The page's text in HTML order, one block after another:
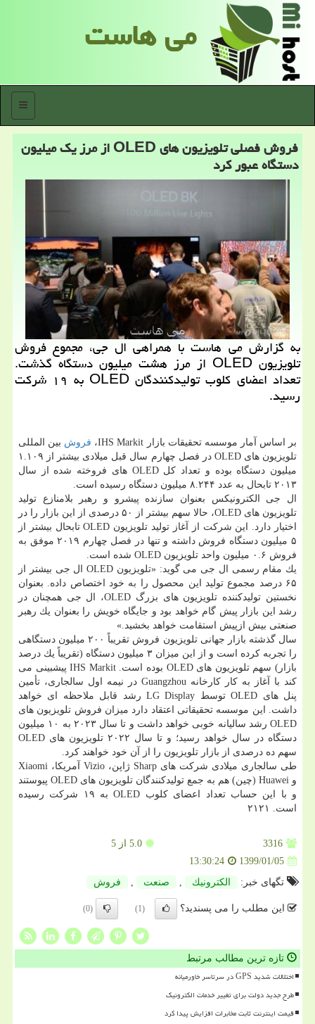
می هاست
منو
فروش فصلی تلویزیون های OLED از مرز یك میلیون
دستگاه عبور كرد
به گزارش می هاست با همراهی ال جی، مجموع فروش
تلویزیون OLED از مرز هشت میلیون دستگاه گذشت.
تعداد اعضای كلوب تولیدكنندگان OLED به ۱۹ شركت
رسید.
بر اساس آمار موسسه تحقیقات بازار IHS Markit، فروش بین المللی
تلویزیون های OLED در فصل چهارم سال قبل میلادی بیشتر از ۱.۱۰۹
میلیون دستگاه بوده و تعداد كل OLED های فروخته شده از سال
۲۰۱۳ تابحال به عدد ۸.۲۴۴ میلیون دستگاه رسیده است.
ال جی الكترونیكس بعنوان سازنده پیشرو و رهبر بلامنازع تولید
تلویزیون های OLED، حالا سهم بیشتر از ۵۰ درصدی از این بازار را در
اختیار دارد. این شركت از آغاز تولید تلویزیون OLED تابحال بیشتر از
۵ میلیون دستگاه فروش داشته و تنها در فصل چهارم ۲۰۱۹ موفق به
فروش ۰.۶ میلیون واحد تلویزیون OLED شده است.
یك مقام رسمی ال جی می گوید: «تلویزیون OLED ال جی بیشتر از
۶۵ درصد مجموع تولید این محصول را به خود اختصاص داده. بعنوان
نخستین تولیدكننده تلویزیون های بزرگ OLED، ال جی همچنان در
رشد این بازار پیش گام خواهد بود و جایگاه خویش را بعنوان یك رهبر
صنعتی بیش ازپیش استقامت خواهد بخشید.»
سال گذشته بازار جهانی تلویزیون فروش تقریباً ۲۰۰ میلیون دستگاهی
را تجربه كرده است و از این میزان ۳ میلیون دستگاه (تقریباً یك درصد
بازار) سهم تلویزیون های OLED بوده است. IHS Markit پیشبینی می
كند با آغاز به كار كارخانه Guangzhou در نیمه اول سالجاری، تأمین
پنل های OLED توسط LG Display رشد قابل ملاحظه ای خواهد
داشت. این موسسه تحقیقاتی اعتقاد دارد میزان فروش تلویزیون های
OLED رشد سالیانه خوبی خواهد داشت و تا سال ۲۰۲۳ به ۱۰ میلیون
دستگاه در سال خواهد رسید؛ و تا سال ۲۰۲۲ تلویزیون های OLED
سهم ده درصدی از بازار تلویزیون را از آن خود خواهند كرد.
طی سالجاری میلادی شركت های Sharp ژاپن، Vizio آمریكا، Xiaomi
و Huawei (چین) هم به جمع تولیدكنندگان تلویزیون های OLED پیوستند
و با این حساب تعداد اعضای كلوب OLED به ۱۹ شركت رسیده
است. ۲۱۲۱
3316
5.0 از 5
1399/01/05
13:30:24
تگهای خبر:
الكترونیك , صنعت , فروش
این مطلب را می پسندید؟ (1)
(0)
تازه ترین مطالب مرتبط
اختلالات شدید GPS در سرتاسر خاورمیانه
طرح جدید دولت برای تغییر خدمات الکترونیک
قیمت اینترنت ثابت مخابرات افزایش پیدا کرد